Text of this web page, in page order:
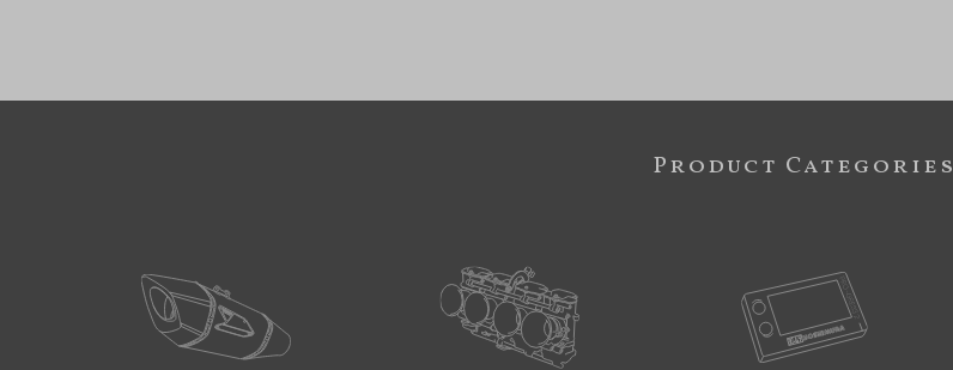
Product Categories